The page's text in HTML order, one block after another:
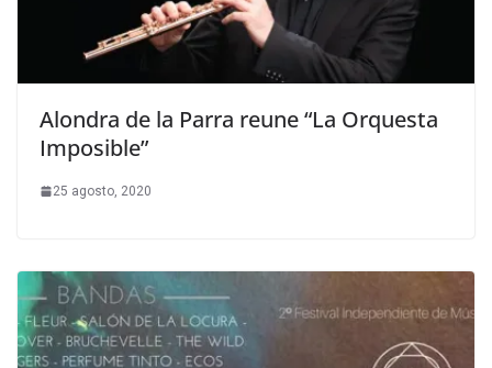
Alondra de la Parra reune “La Orquesta
Imposible”
25 agosto, 2020